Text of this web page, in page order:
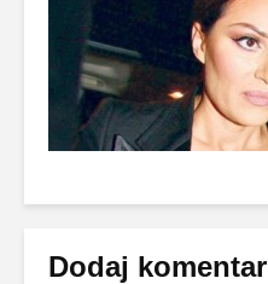
Dodaj komentar